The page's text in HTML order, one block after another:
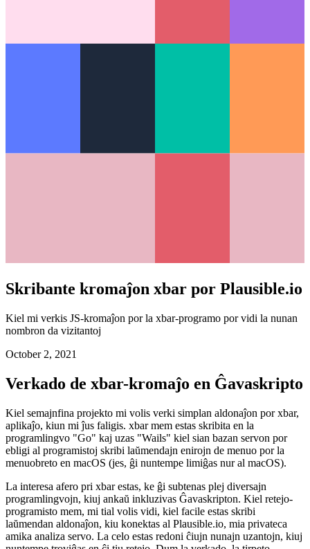
Skribante kromaĵon xbar por Plausible.io
nombron da vizitantoj
Verkado de xbar-kromaĵo en Ĝavaskripto
Kiel semajnfina projekto mi volis verki simplan aldonaĵon por xbar,
programlingvo "Go" kaj uzas "Wails" kiel sian bazan servon por
ebligi al programistoj skribi laŭmendajn enirojn de menuo por la
menuobreto en macOS (jes, ĝi nuntempe limiĝas nur al macOS).
La interesa afero pri xbar estas, ke ĝi subtenas plej diversajn